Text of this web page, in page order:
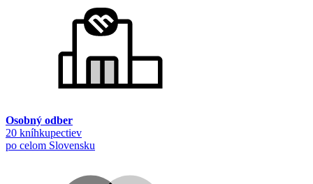
Osobný odber
20 kníhkupectiev
po celom Slovensku